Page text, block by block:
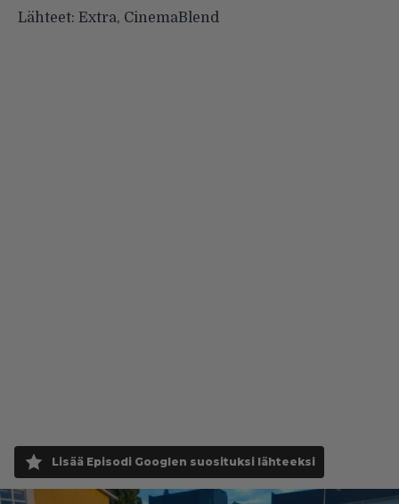
Lähteet: Extra, CinemaBlend
Lisää Episodi Googlen suosituksi lähteeksi